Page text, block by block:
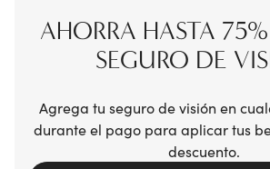
AHORRA HASTA
SEGURO DE
Agrega tu seguro de visión en
durante el pago para aplicar tus
descuento.